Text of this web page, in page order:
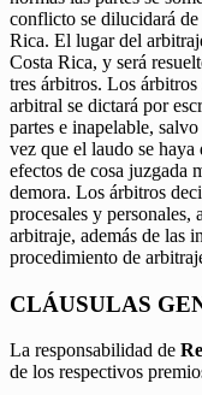
conflicto se dilucidará
Rica. El lugar del
Costa Rica, y será
tres árbitros. Los
arbitral se dictará por
partes e inapelable,
vez que el laudo se
efectos de cosa juzgada
demora. Los árbitros
procesales y personales,
arbitraje, además de las
procedimiento de
CLÁUSULAS
La responsabilidad de
de los respectivos